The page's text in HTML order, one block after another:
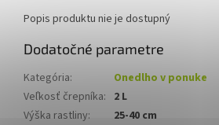
Popis produktu nie je dostupný
Dodatočné parametre
Kategória:
Onedlho v ponuke
Veľkosť črepníka: 2 L
Výška rastliny:
25-40 cm